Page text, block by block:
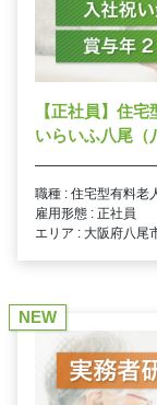
【正社員】住
いらいふ八尾（
職種 : 住宅型有料老
雇用形態 : 正社員
エリア : 大阪府八尾
NEW